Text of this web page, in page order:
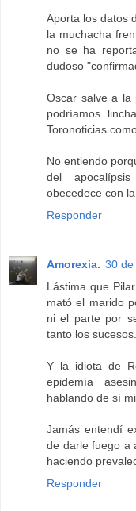
Aporta los datos
la muchacha
no se ha
dudoso
Oscar salve a la
podríamos
Toronoticias
No entiendo
del
obecedece con
Responder
Amorexia. 30 de
Lástima que
mató el marido
ni el parte por
tanto los sucesos.
Y la idiota de
epidemía
hablando de sí
Jamás entendí
de darle fuego a
haciendo
Responder